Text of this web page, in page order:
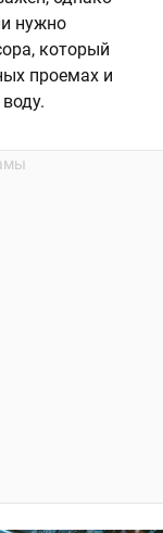
нужно
который
проемах и